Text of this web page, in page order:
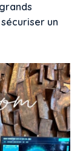
un